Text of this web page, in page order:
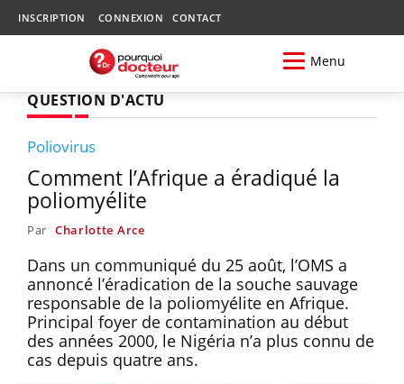
INSCRIPTION CONNEXION CONTACT
Menu
QUESTION D'ACTU
Poliovirus
Comment l’Afrique a éradiqué la
poliomyélite
Par Charlotte Arce
Dans un communiqué du 25 août, l’OMS a
annoncé l’éradication de la souche sauvage
responsable de la poliomyélite en Afrique.
Principal foyer de contamination au début
des années 2000, le Nigéria n’a plus connu de
cas depuis quatre ans.